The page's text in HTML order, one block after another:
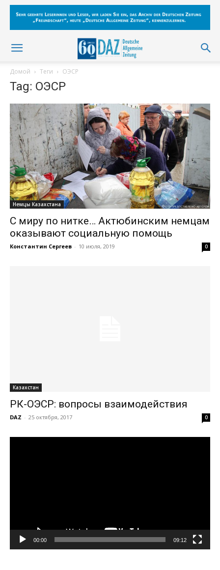
Домой Теги ОЭСР
Tag: ОЭСР
Немцы Казахстана
С миру по нитке… Актюбинским немцам
оказывают социальную помощь
Константин Сергеев - 10 июля, 2019 0
Казахстан
РК-ОЭСР: вопросы взаимодействия
DAZ - 25 октября, 2017 0
00:00 09:12